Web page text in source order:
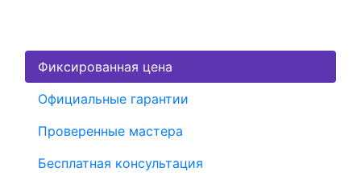
Фиксированная цена
Официальные гарантии
Проверенные мастера
Бесплатная консультация